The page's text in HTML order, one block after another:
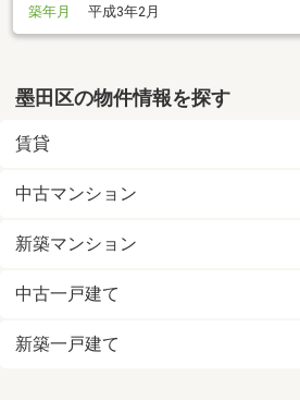
築年月
平成3年2月
墨田区の物件情報を探す
賃貸
中古マンション
新築マンション
中古一戸建て
新築一戸建て